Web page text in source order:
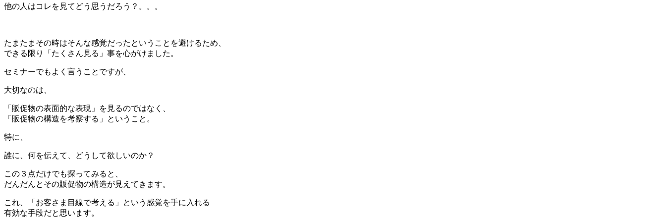
他の人はコレを見てどう思うだろう？。。。
たまたまその時はそんな感覚だったということを避けるため、
できる限り「たくさん見る」事を心がけました。
セミナーでもよく言うことですが、
大切なのは、
「販促物の表面的な表現」を見るのではなく、
「販促物の構造を考察する」ということ。
特に、
誰に、何を伝えて、どうして欲しいのか？
この３点だけでも探ってみると、
だんだんとその販促物の構造が見えてきます。
これ、「お客さま目線で考える」という感覚を手に入れる
有効な手段だと思います。